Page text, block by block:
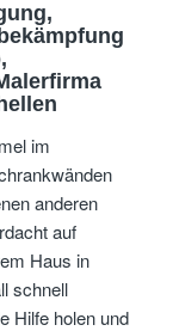
im
anderen
auf
Haus in
schnell
Hilfe holen und